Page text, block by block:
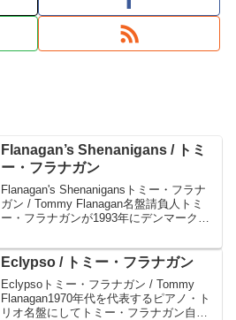
Flanagan’s Shenanigans / トミ
ー・フラナガン
Flanagan's Shenanigansトミー・フラナ
ガン / Tommy Flanagan名盤請負人トミ
ー・フラナガンが1993年にデンマークの
ォーマンスを収録したライヴ盤！ヤスパ
ー・ルンゴーとルイ...
Eclypso / トミー・フラナガン
Eclypsoトミー・フラナガン / Tommy
Flanagan1970年代を代表するピアノ・ト
リオ名盤にしてトミー・フラナガン自身